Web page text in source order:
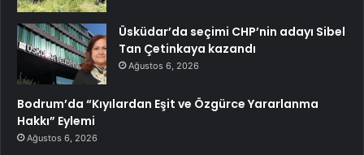
Üsküdar’da seçimi CHP’nin adayı Sibel
Tan Çetinkaya kazandı
Ağustos 6, 2026
Bodrum’da “Kıyılardan Eşit ve Özgürce Yararlanma
Hakkı” Eylemi
Ağustos 6, 2026